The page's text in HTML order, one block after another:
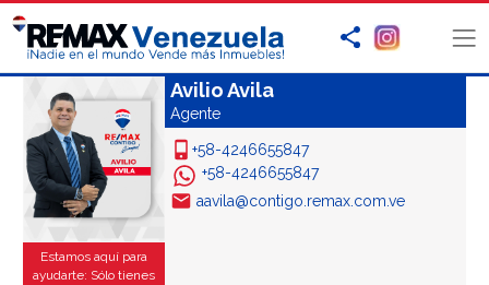
Estamos aquí para
ayudarte: Sólo tienes
Avilio Avila
Agente
+58-4246655847
+58-4246655847
aavila@contigo.remax.com.ve